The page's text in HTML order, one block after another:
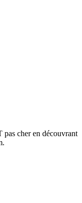
cher en découvrant